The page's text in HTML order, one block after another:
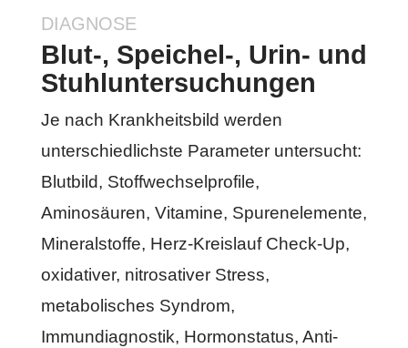
DIAGNOSE
Blut-, Speichel-, Urin- und
Stuhluntersuchungen
Je nach Krankheitsbild werden
unterschiedlichste Parameter untersucht:
Blutbild, Stoffwechselprofile,
Aminosäuren, Vitamine, Spurenelemente,
Mineralstoffe, Herz-Kreislauf Check-Up,
oxidativer, nitrosativer Stress,
metabolisches Syndrom,
Immundiagnostik, Hormonstatus, Anti-